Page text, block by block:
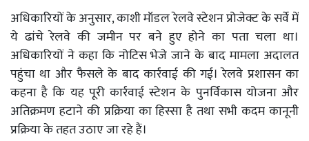
अधिकारियों के अनुसार, काशी मॉडल रेलवे स्टेशन प्रोजेक्ट के सर्वे में
ये ढांचे रेलवे की जमीन पर बने हुए होने का पता चला था।
अधिकारियों ने कहा कि नोटिस भेजे जाने के बाद मामला अदालत
पहुंचा था और फैसले के बाद कार्रवाई की गई। रेलवे प्रशासन का
कहना है कि यह पूरी कार्रवाई स्टेशन के पुनर्विकास योजना और
अतिक्रमण हटाने की प्रक्रिया का हिस्सा है तथा सभी कदम कानूनी
प्रक्रिया के तहत उठाए जा रहे हैं।